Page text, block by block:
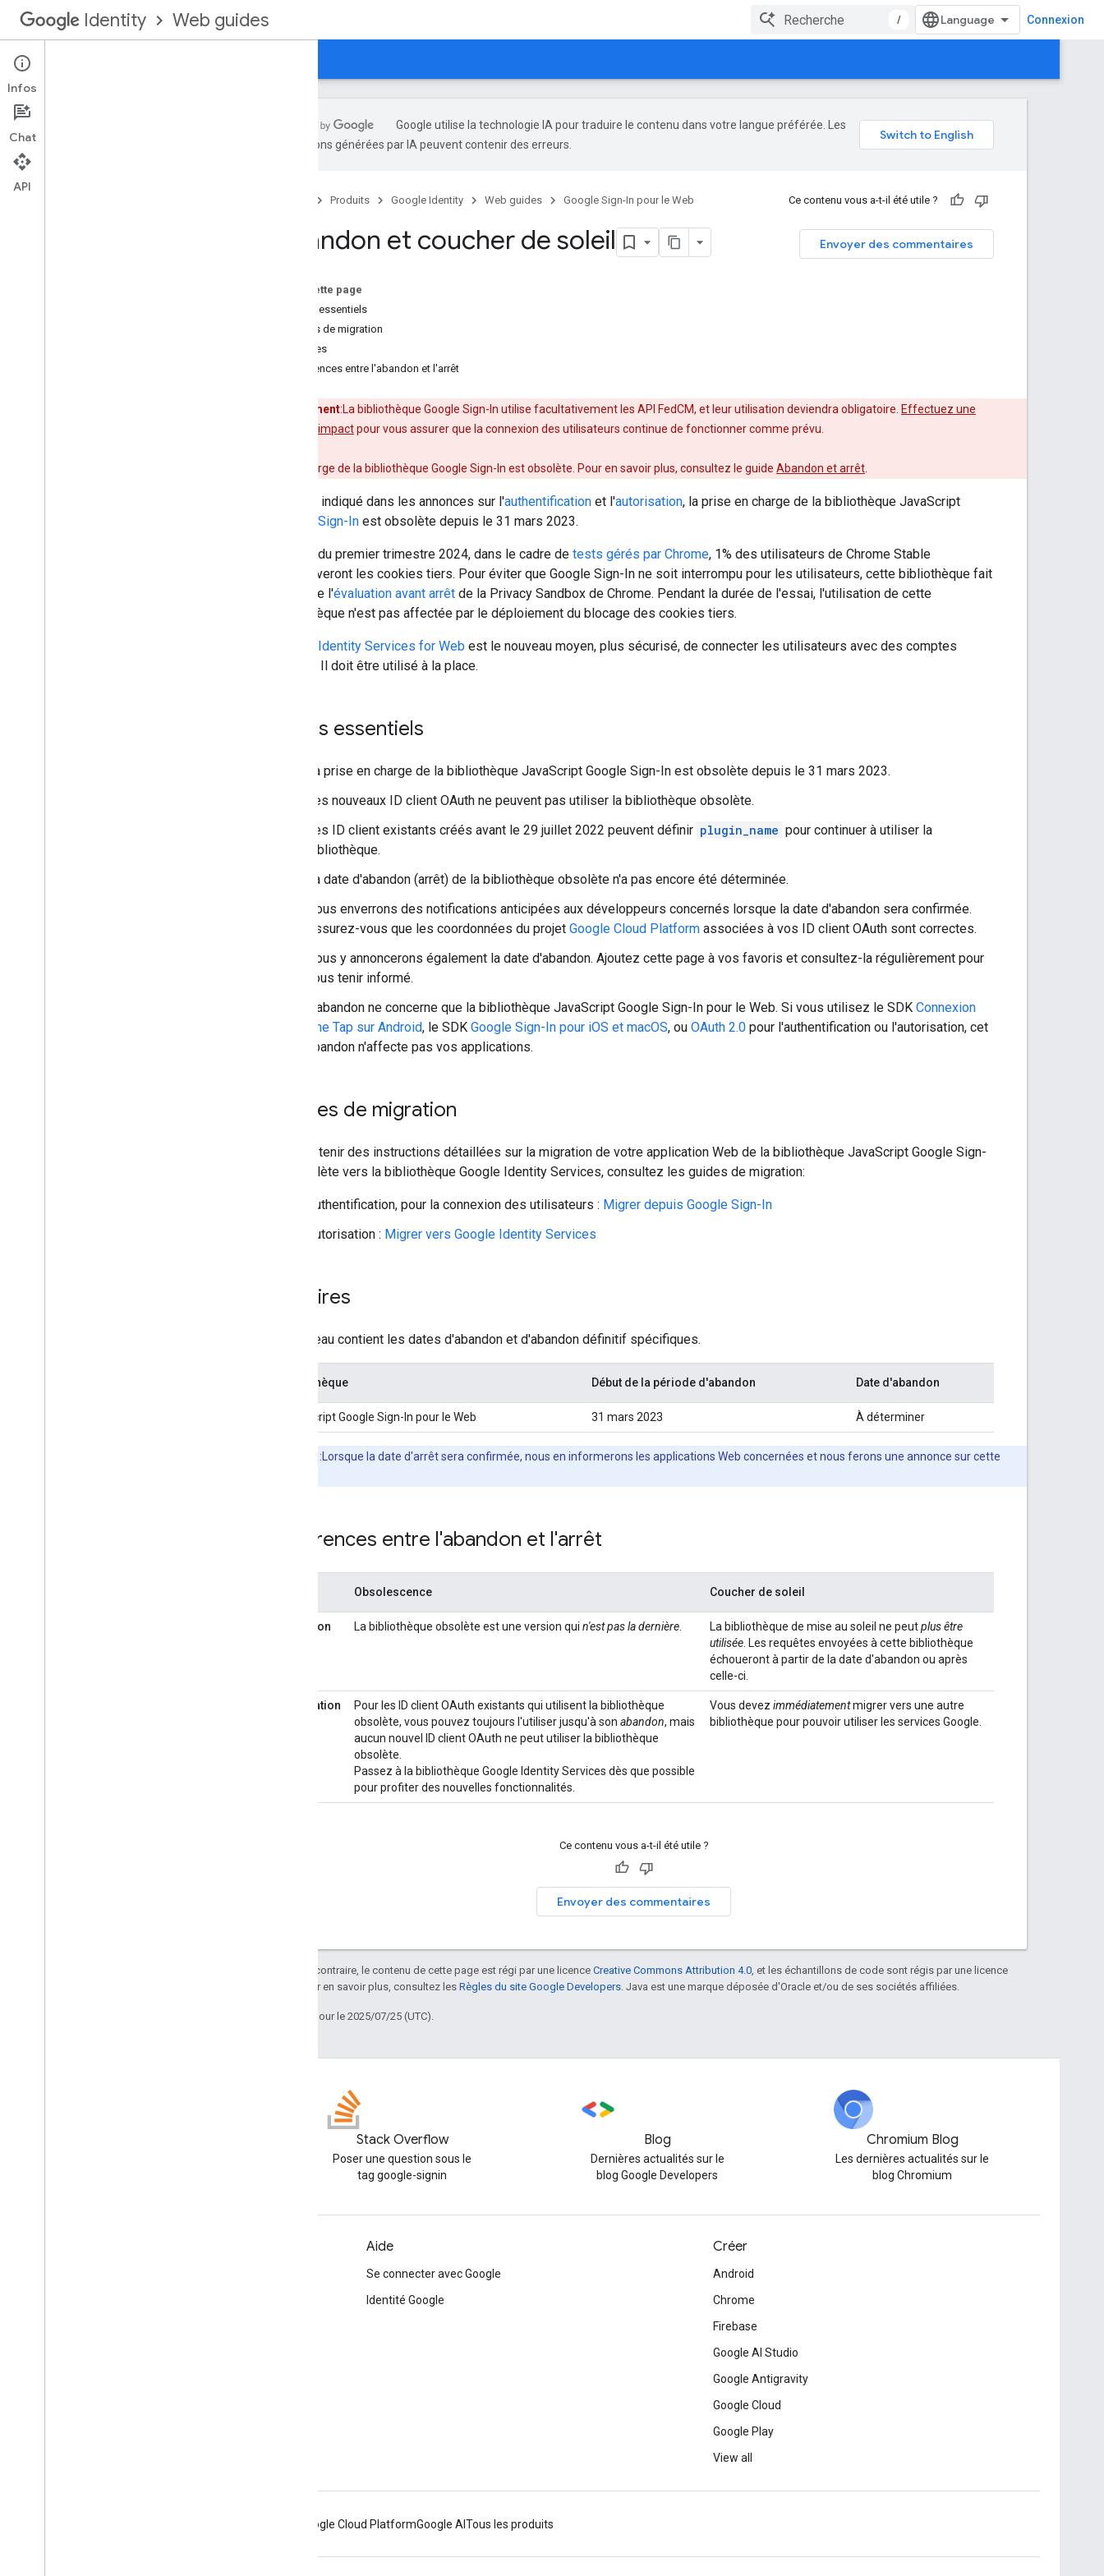
Identity Web guides / Connexion
Abandon et arrêt
Google utilise la technologie IA pour traduire le contenu dans votre langue préférée. Les
traductions générées par IA peuvent contenir des erreurs.
Produits Google Identity Web guides Google Sign-In pour le Web Ce contenu vous a-t-il été utile ?
Envoyer des commentaires
Abandon et coucher de soleil
Sur cette page
Points essentiels
Guides de migration
Horaires
Différences entre l'abandon et l'arrêt
Avertissement:La bibliothèque Google Sign-In utilise facultativement les API FedCM, et leur utilisation deviendra obligatoire. Effectuez une
évaluation de l'impactpour vous assurer que la connexion des utilisateurs continue de fonctionner comme prévu.
La prise en charge de la bibliothèque Google Sign-In est obsolète. Pour en savoir plus, consultez le guide Abandon et arrêt
Comme indiqué dans les annonces sur l'authentification et l'autorisation, la prise en charge de la bibliothèque JavaScript
Google Sign-In est obsolète depuis le 31 mars 2023.
À partir du premier trimestre 2024, dans le cadre de tests gérés par Chrome, 1% des utilisateurs de Chrome Stable
désactiveront les cookies tiers. Pour éviter que Google Sign-In ne soit interrompu pour les utilisateurs, cette bibliothèque fait
partie de l'évaluation avant arrêt de la Privacy Sandbox de Chrome. Pendant la durée de l'essai, l'utilisation de cette
bibliothèque n'est pas affectée par le déploiement du blocage des cookies tiers.
Google Identity Services for Web est le nouveau moyen, plus sécurisé, de connecter les utilisateurs avec des comptes
Google. Il doit être utilisé à la place.
Points essentiels
La prise en charge de la bibliothèque JavaScript Google Sign-In est obsolète depuis le 31 mars 2023.
Les nouveaux ID client OAuth ne peuvent pas utiliser la bibliothèque obsolète.
Les ID client existants créés avant le 29 juillet 2022 peuvent définir plugin_name pour continuer à utiliser la
bibliothèque.
La date d'abandon (arrêt) de la bibliothèque obsolète n'a pas encore été déterminée.
Nous enverrons des notifications anticipées aux développeurs concernés lorsque la date d'abandon sera confirmée.
Assurez-vous que les coordonnées du projet Google Cloud Platform associées à vos ID client OAuth sont correctes.
Nous y annoncerons également la date d'abandon. Ajoutez cette page à vos favoris et consultez-la régulièrement pour
vous tenir informé.
L'abandon ne concerne que la bibliothèque JavaScript Google Sign-In pour le Web. Si vous utilisez le SDK Connexion
One Tap sur Android, le SDK Google Sign-In pour iOS et macOS, ou OAuth 2.0 pour l'authentification ou l'autorisation, cet
abandon n'affecte pas vos applications.
Guides de migration
Pour obtenir des instructions détaillées sur la migration de votre application Web de la bibliothèque JavaScript Google Sign-
In obsolète vers la bibliothèque Google Identity Services, consultez les guides de migration:
Authentification, pour la connexion des utilisateurs : Migrer depuis Google Sign-In
Autorisation : Migrer vers Google Identity Services
Horaires
Ce tableau contient les dates d'abandon et d'abandon définitif spécifiques.
Bibliothèque Début de la période d'abandon Date d'abandon
JavaScript Google Sign-In pour le Web 31 mars 2023 À déterminer
:Lorsque la date d'arrêt sera confirmée, nous en informerons les applications Web concernées et nous ferons une annonce sur cette
Différences entre l'abandon et l'arrêt
Obsolescence Coucher de soleil
Définition La bibliothèque obsolète est une version qui n'est pas la dernière La bibliothèque de mise au soleil ne peutplus être
utilisée . Les requêtes envoyées à cette bibliothèque
échoueront à partir de la date d'abandon ou après
celle-ci.
Implication
Pour les ID client OAuth existants qui utilisent la bibliothèque
obsolète, vous pouvez toujours l'utiliser jusqu'à son abandon, mais
aucun nouvel ID client OAuth ne peut utiliser la bibliothèque
obsolète.
Passez à la bibliothèque Google Identity Services dès que possible
pour profiter des nouvelles fonctionnalités.
Vous devez immédiatementmigrer vers une autre
bibliothèque pour pouvoir utiliser les services Google.
Ce contenu vous a-t-il été utile ?
Envoyer des commentaires
Sauf indication contraire, le contenu de cette page est régi par une licence Creative Commons Attribution 4.0 , et les échantillons de code sont régis par une licence
. Pour en savoir plus, consultez les Règles du site Google Developers . Java est une marque déposée d'Oracle et/ou de ses sociétés affiliées.
Dernière mise à jour le 2025/07/25 (UTC).
Stack Overflow
Poser une question sous le
tag google-signin
Blog
Dernières actualités sur le
blog Google Developers
Chromium Blog
Les dernières actualités sur le
blog Chromium
Aide
Se connecter avec Google
Identité Google
Créer
Android
Chrome
Firebase
Google AI Studio
Google Antigravity
Google Cloud
Google Play
View all
Google Cloud PlatformGoogle AI Tous les produits
Infos
Chat
API